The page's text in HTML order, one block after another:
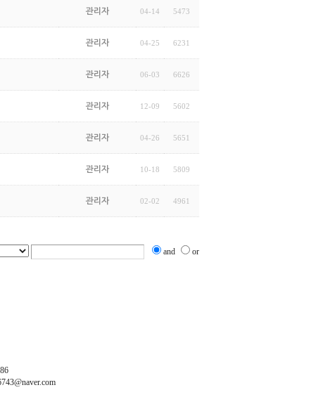
관리자 04-14 5473
관리자 04-25 6231
관리자 06-03 6626
관리자 12-09 5602
관리자 04-26 5651
관리자 10-18 5809
관리자 02-02 4961
and or